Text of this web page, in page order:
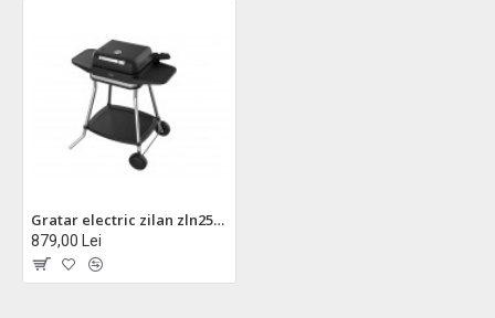
Gratar electric zilan zln2501 - 3050w, interior/ exterior, termostat reglabil, placi aluminiu, termometru integrat
879,00 Lei